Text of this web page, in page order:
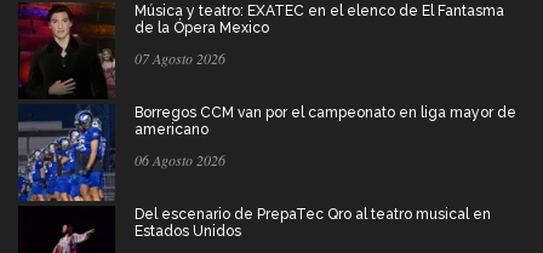
Música y teatro: EXATEC en el elenco de El Fantasma
de la Ópera Mexico
07 Agosto 2026
Borregos CCM van por el campeonato en liga mayor de
americano
06 Agosto 2026
Del escenario de PrepaTec Qro al teatro musical en
Estados Unidos